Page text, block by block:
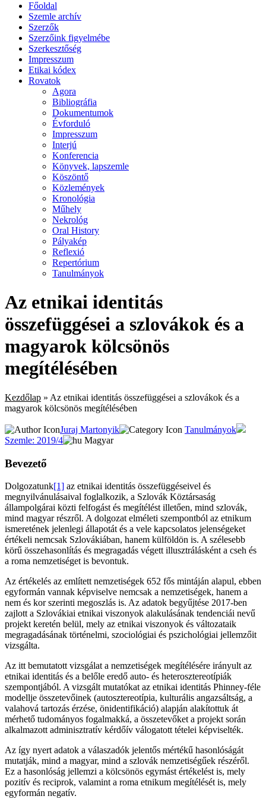
Főoldal
Szemle archív
Szerzők
Szerzőink figyelmébe
Szerkesztőség
Impresszum
Etikai kódex
Rovatok
Agora
Bibliográfia
Dokumentumok
Évforduló
Impresszum
Interjú
Konferencia
Könyvek, lapszemle
Köszöntő
Közlemények
Kronológia
Műhely
Nekrológ
Oral History
Pályakép
Reflexió
Repertórium
Tanulmányok
Az etnikai identitás
összefüggései a szlovákok és a
magyarok kölcsönös
megítélésében
Kezdőlap » Az etnikai identitás összefüggései a szlovákok és a
magyarok kölcsönös megítélésében
Juraj Martonyik
Tanulmányok
Szemle: 2019/4
Magyar
Bevezető
Dolgozatunk[1] az etnikai identitás összefüggéseivel és
megnyilvánulásaival foglalkozik, a Szlovák Köztársaság
állampolgárai közti felfogást és megítélést illetően, mind szlovák,
mind magyar részről. A dolgozat elméleti szempontból az etnikum
ismeretének jelenlegi állapotát és a vele kapcsolatos jelenségeket
értékeli nemcsak Szlovákiában, hanem külföldön is. A szélesebb
körű összehasonlítás és megragadás végett illusztrálásként a cseh és
a roma nemzetiséget is bevontuk.
Az értékelés az említett nemzetiségek 652 fős mintáján alapul, ebben
egyformán vannak képviselve nemcsak a nemzetiségek, hanem a
nem és kor szerinti megoszlás is. Az adatok begyűjtése 2017-ben
zajlott a Szlovákiai etnikai viszonyok alakulásának tendenciái nevű
projekt keretén belül, mely az etnikai viszonyok és változataik
megragadásának történelmi, szociológiai és pszichológiai jellemzőit
vizsgálta.
Az itt bemutatott vizsgálat a nemzetiségek megítélésére irányult az
etnikai identitás és a belőle eredő auto- és heterosztereotípiák
szempontjából. A vizsgált mutatókat az etnikai identitás Phinney-féle
modellje összetevőinek (autosztereotípia, kulturális angazsáltság, a
valahová tartozás érzése, önidentifikáció) alapján alakítottuk át
mérhető tudományos fogalmakká, a összetevőket a projekt során
alkalmazott adminisztratív kérdőív válogatott tételei képviselték.
Az így nyert adatok a válaszadók jelentős mértékű hasonlóságát
mutatják, mind a magyar, mind a szlovák nemzetiségűek részéről.
Ez a hasonlóság jellemzi a kölcsönös egymást értékelést is, mely
pozitív és reciprok, valamint a roma etnikum megítélését is, mely
egyformán negatív.